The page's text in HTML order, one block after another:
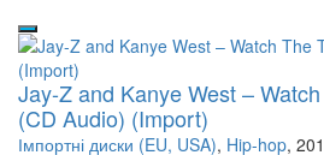
Jay-Z and Kanye West –
(CD Audio) (Import)
Імпортні диски (EU, USA), Hip-hop,